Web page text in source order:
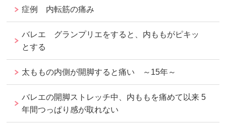
症例 内転筋の痛み
バレエ グランプリエをすると、内ももがピキッ
とする
太ももの内側が開脚すると痛い ～15年～
バレエの開脚ストレッチ中、内ももを痛めて以来 5
年間つっぱり感が取れない